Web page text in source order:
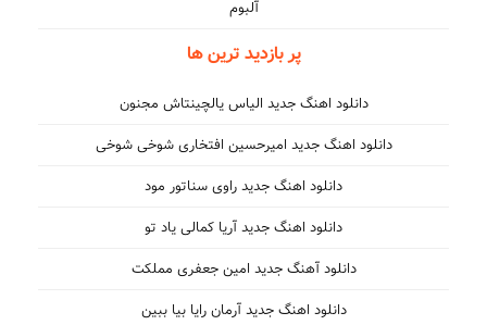
آلبوم
پر بازدید ترین ها
دانلود اهنگ جدید الیاس یالچینتاش مجنون
دانلود اهنگ جدید امیرحسین افتخاری شوخی شوخی
دانلود اهنگ جدید راوی سناتور مود
دانلود اهنگ جدید آریا کمالی یاد تو
دانلود آهنگ جدید امین جعفری مملکت
دانلود اهنگ جدید آرمان رایا بیا ببین